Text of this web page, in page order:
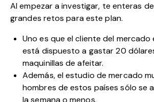
Al empezar a investigar, te enteras
grandes retos para este plan.
Uno es que el cliente del mercado
está dispuesto a gastar 20
maquinillas de afeitar.
Además, el estudio de mercado
hombres de estos países sólo se
la semana o menos.